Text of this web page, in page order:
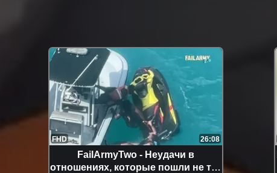
FHD 26:08
FailArmyTwo - Неудачи в
отношениях, которые пошли не так